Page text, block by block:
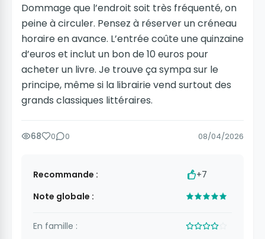
Dommage que l’endroit soit très fréquenté, on
peine à circuler. Pensez à réserver un créneau
horaire en avance. L’entrée coûte une quinzaine
d’euros et inclut un bon de 10 euros pour
acheter un livre. Je trouve ça sympa sur le
principe, même si la librairie vend surtout des
grands classiques littéraires.
68 0 0 08/04/2026
Recommande :
+7
Note globale :
En famille :